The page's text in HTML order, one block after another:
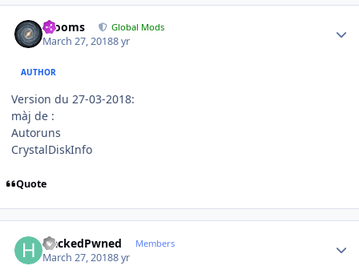
mooms Global Mods
March 27, 20188 yr
AUTHOR
Version du 27-03-2018:
màj de :
Autoruns
CrystalDiskInfo
Quote
HackedPwned Members
March 27, 20188 yr